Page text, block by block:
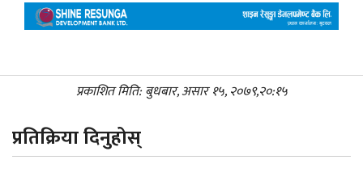
प्रकाशित मिति: बुधबार, असार १५, २०७९,२०:१५
प्रतिक्रिया दिनुहोस्